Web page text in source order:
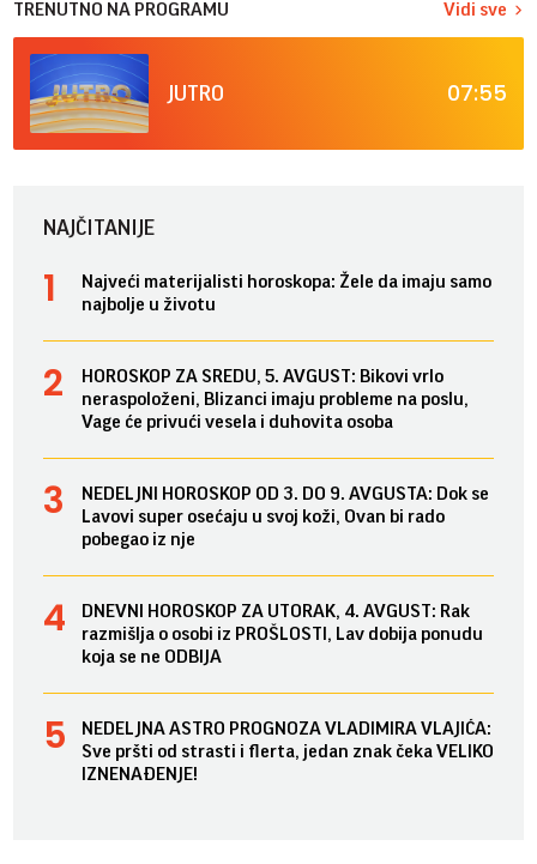
TRENUTNO NA PROGRAMU Vidi sve
JUTRO 07:55
NAJČITANIJE
Najveći materijalisti horoskopa: Žele da imaju samo
najbolje u životu
HOROSKOP ZA SREDU, 5. AVGUST: Bikovi vrlo
neraspoloženi, Blizanci imaju probleme na poslu,
Vage će privući vesela i duhovita osoba
NEDELJNI HOROSKOP OD 3. DO 9. AVGUSTA: Dok se
Lavovi super osećaju u svoj koži, Ovan bi rado
pobegao iz nje
DNEVNI HOROSKOP ZA UTORAK, 4. AVGUST: Rak
razmišlja o osobi iz PROŠLOSTI, Lav dobija ponudu
koja se ne ODBIJA
NEDELJNA ASTRO PROGNOZA VLADIMIRA VLAJIĆA:
Sve pršti od strasti i flerta, jedan znak čeka VELIKO
IZNENAĐENJE!